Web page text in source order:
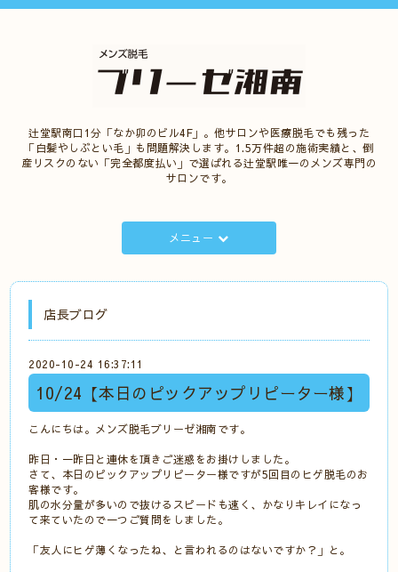
辻堂駅南口1分「なか卯のビル4F」。他サロンや医療脱毛でも残った
「白髪やしぶとい毛」も問題解決します。1.5万件超の施術実績と、倒
産リスクのない「完全都度払い」で選ばれる辻堂駅唯一のメンズ専門の
サロンです。
メニュー
店長ブログ
2020-10-24 16:37:11
10/24【本日のピックアップリピーター様】
こんにちは。メンズ脱毛ブリーゼ湘南です。
昨日・一昨日と連休を頂きご迷惑をお掛けしました。
さて、本日のピックアップリピーター様ですが5回目のヒゲ脱毛のお
客様です。
肌の水分量が多いので抜けるスピードも速く、かなりキレイになっ
て来ていたので一つご質問をしました。
「友人にヒゲ薄くなったね、と言われるのはないですか？」と。